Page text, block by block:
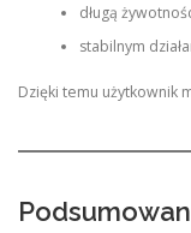
długą
stabilnym
Dzięki temu użytkownik